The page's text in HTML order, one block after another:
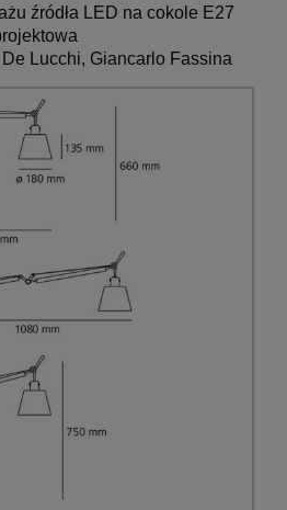
źródła LED na cokole E27
Lucchi, Giancarlo Fassina